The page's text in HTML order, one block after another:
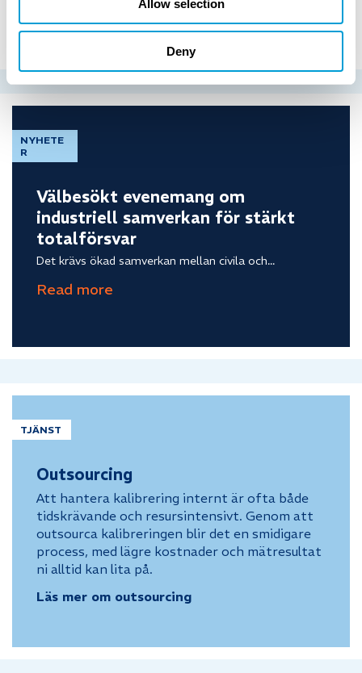
Allow selection
Deny
Våra företagstjänster
NYHETE
R
Välbesökt evenemang om
industriell samverkan för stärkt
totalförsvar
Det krävs ökad samverkan mellan civila och...
TJÄNST
Outsourcing
Att hantera kalibrering internt är ofta både
tidskrävande och resursintensivt. Genom att
outsourca kalibreringen blir det en smidigare
process, med lägre kostnader och mätresultat
ni alltid kan lita på.
Läs mer om outsourcing